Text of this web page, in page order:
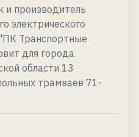
и производитель
электрического
Транспортные
для города
области 13
трамваев 71-